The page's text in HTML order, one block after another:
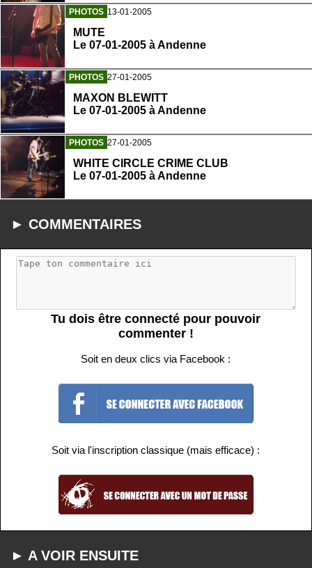
PHOTOS 13-01-2005
MUTE
Le 07-01-2005 à Andenne
PHOTOS 27-01-2005
MAXON BLEWITT
Le 07-01-2005 à Andenne
PHOTOS 27-01-2005
WHITE CIRCLE CRIME CLUB
Le 07-01-2005 à Andenne
► COMMENTAIRES
Tu dois être connecté pour pouvoir
commenter !
Soit en deux clics via Facebook :
Soit via l'inscription classique (mais efficace) :
► A VOIR ENSUITE